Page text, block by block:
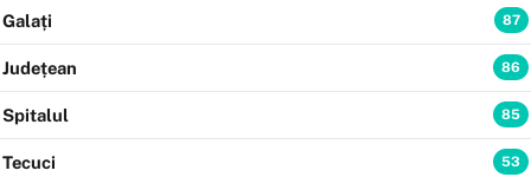
Galați 87
Județean 86
Spitalul 85
Tecuci 53